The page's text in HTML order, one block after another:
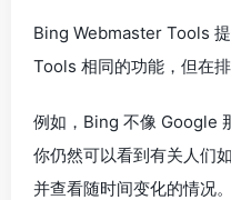
Bing Webmaster Tools
Tools 相同的功能，但在
例如，Bing 不像 Google
你仍然可以看到有关人们
并查看随时间变化的情况。